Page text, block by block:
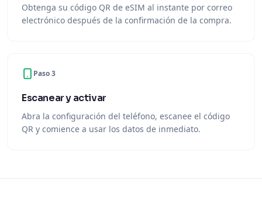
Obtenga su código QR de eSIM al instante por correo
electrónico después de la confirmación de la compra.
Paso 3
Escanear y activar
Abra la configuración del teléfono, escanee el código
QR y comience a usar los datos de inmediato.